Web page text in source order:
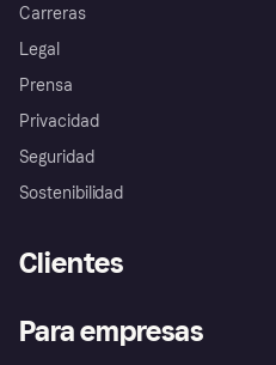
Carreras
Legal
Prensa
Privacidad
Seguridad
Sostenibilidad
Clientes
Inicio de sesión
Para empresas